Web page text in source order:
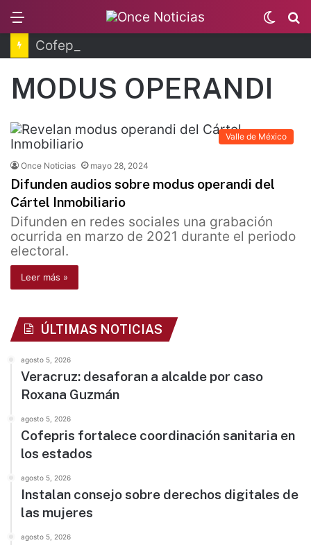
Switch
skin
MODUS OPERANDI
Valle de México
Once Noticias mayo 28, 2024
Difunden audios sobre modus operandi del
Cártel Inmobiliario
Difunden en redes sociales una grabación
ocurrida en marzo de 2021 durante el periodo
electoral.
Leer más »
ÚLTIMAS NOTICIAS
agosto 5, 2026
Veracruz: desaforan a alcalde por caso
Roxana Guzmán
agosto 5, 2026
Cofepris fortalece coordinación sanitaria en
los estados
agosto 5, 2026
Instalan consejo sobre derechos digitales de
las mujeres
agosto 5, 2026